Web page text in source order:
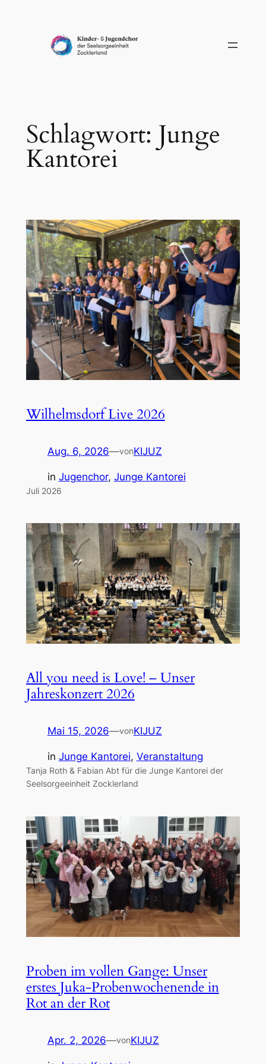
Schlagwort: Junge
Kantorei
Wilhelmsdorf Live 2026
Aug. 6, 2026—vonKIJUZ
in Jugenchor, Junge Kantorei
Juli 2026
All you need is Love! – Unser
Jahreskonzert 2026
Mai 15, 2026—vonKIJUZ
in Junge Kantorei, Veranstaltung
Tanja Roth & Fabian Abt für die Junge Kantorei der
Seelsorgeeinheit Zocklerland
Proben im vollen Gange: Unser
erstes Juka-Probenwochenende in
Rot an der Rot
Apr. 2, 2026—vonKIJUZ